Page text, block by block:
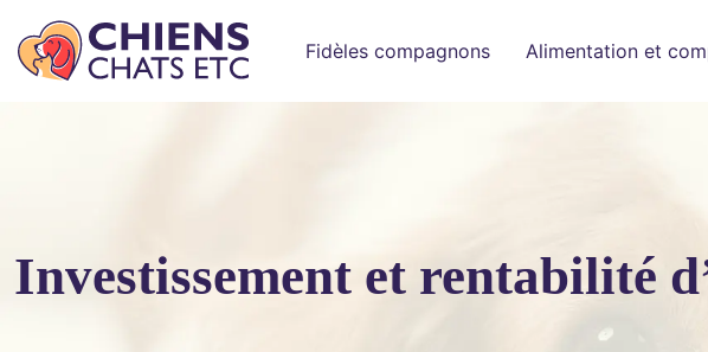
Fidèles compagnons Alimentation et
Investissement et rentabilité